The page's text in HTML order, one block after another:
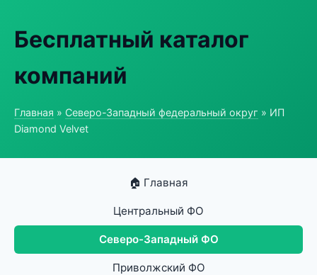
Бесплатный каталог
компаний
Главная » Северо-Западный федеральный округ » ИП
Diamond Velvet
🏠 Главная
Центральный ФО
Северо-Западный ФО
Приволжский ФО